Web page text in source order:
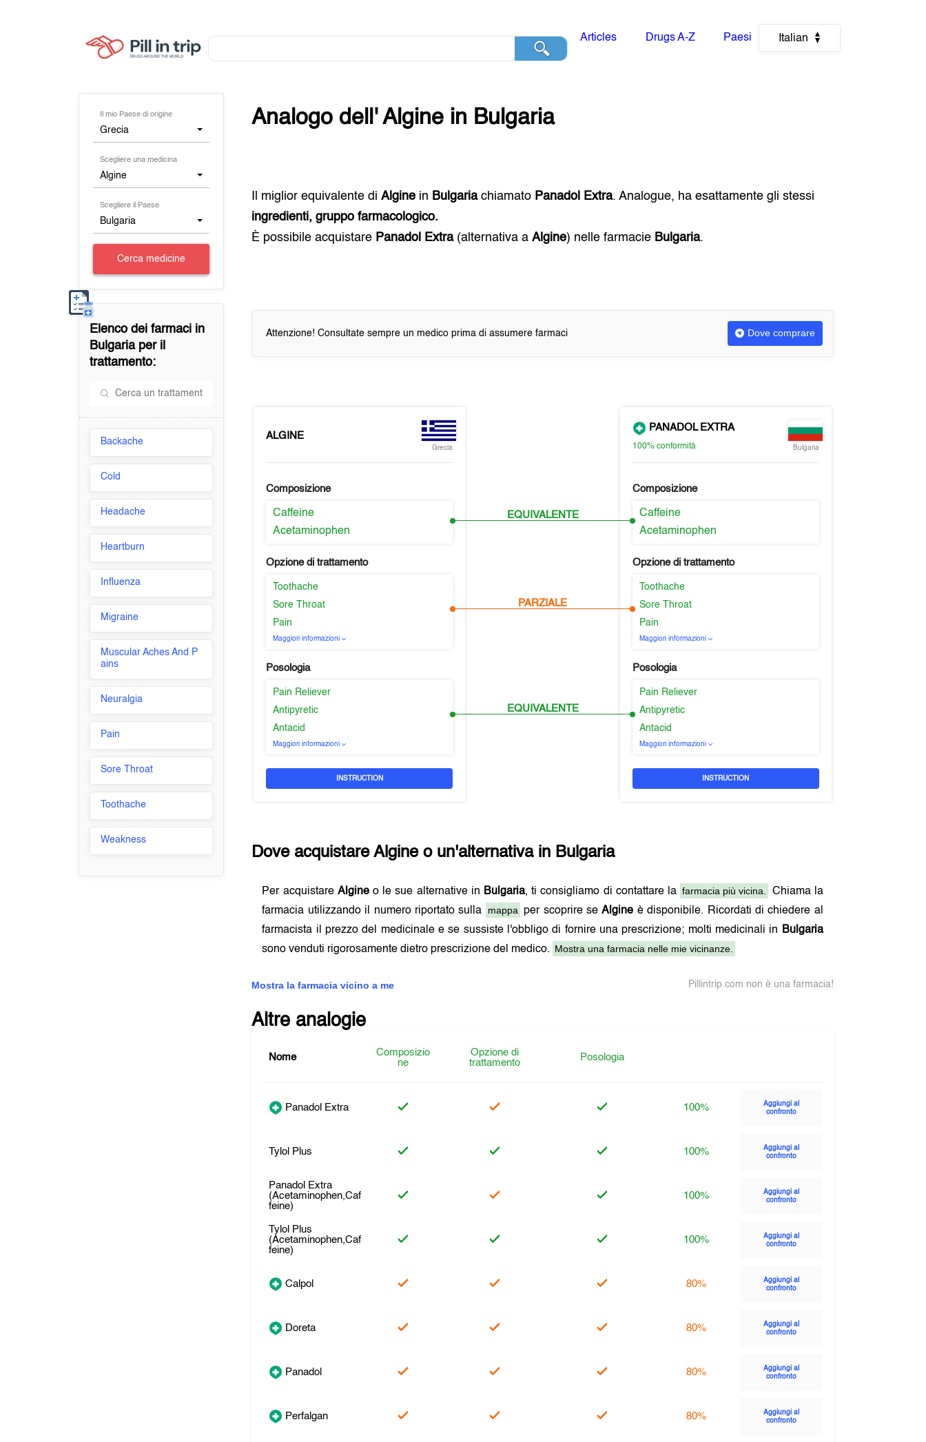
Articles Drugs A-Z Paesi Italian
Il mio Paese di origine
Grecia
Scegliere una medicina
Algine
Scegliere il Paese
Bulgaria
Cerca medicine
Elenco dei farmaci in
Bulgariaper il
trattamento:
Backache
Cold
Headache
Heartburn
Influenza
Migraine
Muscular Aches And P
ains
Neuralgia
Pain
Sore Throat
Toothache
Weakness
Analogo dell'Algine in Bulgaria
Il miglior equivalente diAlgine in Bulgariachiamato Panadol Extra. Analogue, ha esattamente gli stessi
ingredienti, gruppo farmacologico.
È possibile acquistare Panadol Extra(alternativa aAlgine) nelle farmacie Bulgaria.
Attenzione! Consultate sempre un medico prima di assumere farmaci Dove comprare
ALGINE
Grecia
Composizione
Caffeine
Acetaminophen
Opzione di trattamento
Toothache
Sore Throat
Pain
Maggiori informazioni
Posologia
Pain Reliever
Antipyretic
Antacid
Maggiori informazioni
INSTRUCTION
EQUIVALENTE
PARZIALE
EQUIVALENTE
PANADOL EXTRA
100% conformità Bulgaria
Composizione
Caffeine
Acetaminophen
Opzione di trattamento
Toothache
Sore Throat
Pain
Maggiori informazioni
Posologia
Pain Reliever
Antipyretic
Antacid
Maggiori informazioni
INSTRUCTION
Dove acquistareAlgineo un'alternativa in Bulgaria
Per acquistare Algineo le sue alternative in Bulgaria, ti consigliamo di contattare la farmacia più vicina.
Chiama la
farmacia utilizzando il numero riportato sulla
mappa per scoprire seAlgine è disponibile. Ricordati di chiedere al
farmacista il prezzo del medicinale e se sussiste l'obbligo di fornire una prescrizione; molti medicinali in
Bulgaria
sono venduti rigorosamente dietro prescrizione del medico. Mostra una farmacia nelle mie vicinanze.
Mostra la farmacia vicino a me Pillintrip.com non è una farmacia!
Altre analogie
Nome
Composizio
ne
Opzione di
trattamento
Posologia
Panadol Extra 100%
Aggiungi al
confronto
Tylol Plus 100%
Aggiungi al
confronto
Panadol Extra
(Acetaminophen,Caf
feine)
100%
Aggiungi al
confronto
Tylol Plus
(Acetaminophen,Caf
feine)
100%
Aggiungi al
confronto
Calpol 80%
Aggiungi al
confronto
Doreta 80%
Aggiungi al
confronto
Panadol 80%
Aggiungi al
confronto
Perfalgan 80%
Aggiungi al
confronto